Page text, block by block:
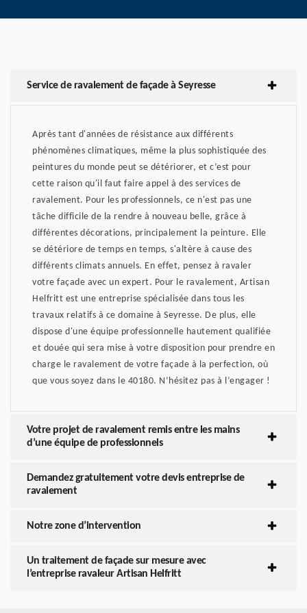
Service de ravalement de façade à Seyresse
Après tant d'années de résistance aux différents
phénomènes climatiques, même la plus sophistiquée des
peintures du monde peut se détériorer, et c’est pour
cette raison qu'il faut faire appel à des services de
ravalement. Pour les professionnels, ce n'est pas une
tâche difficile de la rendre à nouveau belle, grâce à
différentes décorations, principalement la peinture. Elle
se détériore de temps en temps, s'altère à cause des
différents climats annuels. En effet, pensez à ravaler
votre façade avec un expert. Pour le ravalement, Artisan
Helfritt est une entreprise spécialisée dans tous les
travaux relatifs à ce domaine à Seyresse. De plus, elle
dispose d'une équipe professionnelle hautement qualifiée
et douée qui sera mise à votre disposition pour prendre en
charge le ravalement de votre façade à la perfection, où
que vous soyez dans le 40180. N’hésitez pas à l’engager !
Votre projet de ravalement remis entre les mains
d’une équipe de professionnels
Demandez gratuitement votre devis entreprise de
ravalement
Notre zone d’intervention
Un traitement de façade sur mesure avec
l’entreprise ravaleur Artisan Helfritt